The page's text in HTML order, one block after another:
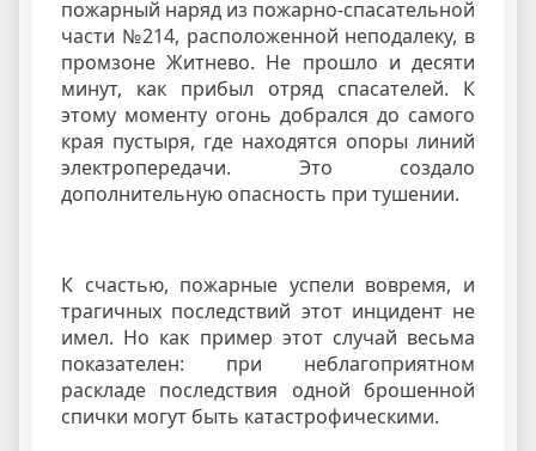
пожарный наряд из пожарно-спасательной
части №214, расположенной неподалеку, в
промзоне Житнево. Не прошло и десяти
минут, как прибыл отряд спасателей. К
этому моменту огонь добрался до самого
края пустыря, где находятся опоры линий
электропередачи. Это создало
дополнительную опасность при тушении.
К счастью, пожарные успели вовремя, и
трагичных последствий этот инцидент не
имел. Но как пример этот случай весьма
показателен: при неблагоприятном
раскладе последствия одной брошенной
спички могут быть катастрофическими.